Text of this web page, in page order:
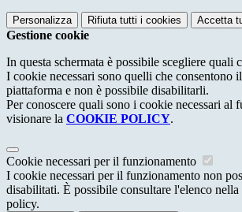
Personalizza Rifiuta tutti i cookies Accetta
Gestione cookie
In questa schermata è possibile scegliere quali
I cookie necessari sono quelli che consentono
piattaforma e non è possibile disabilitarli.
Per conoscere quali sono i cookie necessari al
visionare la COOKIE POLICY.
Cookie necessari per il funzionamento
I cookie necessari per il funzionamento non
disabilitati. È possibile consultare l'elenco
policy.